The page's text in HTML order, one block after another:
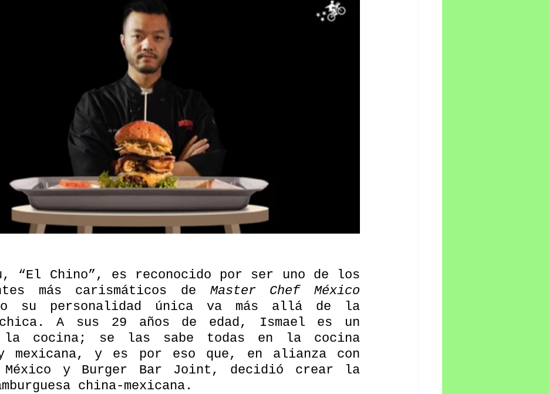
“El Chino”, es reconocido por ser uno de los
más carismáticos de Master Chef México
su personalidad única va más allá de la
cocina; se las sabe todas en la cocina
mexicana, y es por eso que, en alianza con
México y Burger Bar Joint, decidió crear la
china-mexicana.